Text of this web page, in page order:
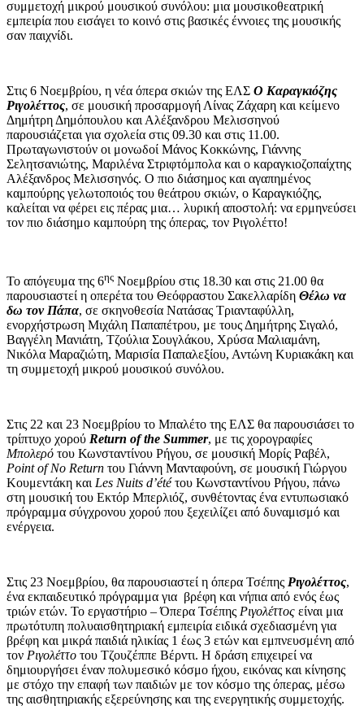
συμμετοχή μικρού μουσικού συνόλου: μια μουσικοθεατρική
εμπειρία που εισάγει το κοινό στις βασικές έννοιες της μουσικής
σαν παιχνίδι.
Στις 6 Νοεμβρίου, η νέα όπερα σκιών της ΕΛΣ Ο Καραγκιόζης
Ριγολέττος, σε μουσική προσαρμογή Λίνας Ζάχαρη και κείμενο
Δημήτρη Δημόπουλου και Αλέξανδρου Μελισσηνού
παρουσιάζεται για σχολεία στις 09.30 και στις 11.00.
Πρωταγωνιστούν οι μονωδοί Μάνος Κοκκώνης, Γιάννης
Σελητσανιώτης, Μαριλένα Στριφτόμπολα και ο καραγκιοζοπαίχτης
Αλέξανδρος Μελισσηνός. Ο πιο διάσημος και αγαπημένος
καμπούρης γελωτοποιός του θεάτρου σκιών, ο Καραγκιόζης,
καλείται να φέρει εις πέρας μια… λυρική αποστολή: να ερμηνεύσει
τον πιο διάσημο καμπούρη της όπερας, τον Ριγολέττο!
Το απόγευμα της 6ης Νοεμβρίου στις 18.30 και στις 21.00 θα
παρουσιαστεί η οπερέτα του Θεόφραστου Σακελλαρίδη Θέλω να
δω τον Πάπα, σε σκηνοθεσία Νατάσας Τριανταφύλλη,
ενορχήστρωση Μιχάλη Παπαπέτρου, με τους Δημήτρης Σιγαλό,
Βαγγέλη Μανιάτη, Τζούλια Σουγλάκου, Χρύσα Μαλιαμάνη,
Νικόλα Μαραζιώτη, Μαρισία Παπαλεξίου, Αντώνη Κυριακάκη και
τη συμμετοχή μικρού μουσικού συνόλου.
Στις 22 και 23 Νοεμβρίου το Μπαλέτο της ΕΛΣ θα παρουσιάσει το
τρίπτυχο χορού Return of the Summer, με τις χορογραφίες
Μπολερό του Κωνσταντίνου Ρήγου, σε μουσική Μορίς Ραβέλ,
Point of No Return του Γιάννη Μανταφούνη, σε μουσική Γιώργου
Κουμεντάκη και Les Nuits d’étéτου Κωνσταντίνου Ρήγου, πάνω
στη μουσική του Εκτόρ Μπερλιόζ, συνθέτοντας ένα εντυπωσιακό
πρόγραμμα σύγχρονου χορού που ξεχειλίζει από δυναμισμό και
ενέργεια.
Στις 23 Νοεμβρίου, θα παρουσιαστεί η όπερα Τσέπης Ριγολέττος,
ένα εκπαιδευτικό πρόγραμμα για βρέφη και νήπια από ενός έως
τριών ετών. Το εργαστήριο – Όπερα Τσέπης Ριγολέττος είναι μια
πρωτότυπη πολυαισθητηριακή εμπειρία ειδικά σχεδιασμένη για
βρέφη και μικρά παιδιά ηλικίας 1 έως 3 ετών και εμπνευσμένη από
τον Ριγολέττο του Τζουζέππε Βέρντι. Η δράση επιχειρεί να
δημιουργήσει έναν πολυμεσικό κόσμο ήχου, εικόνας και κίνησης
με στόχο την επαφή των παιδιών με τον κόσμο της όπερας, μέσω
της αισθητηριακής εξερεύνησης και της ενεργητικής συμμετοχής.